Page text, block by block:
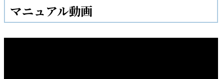
マニュアル動画